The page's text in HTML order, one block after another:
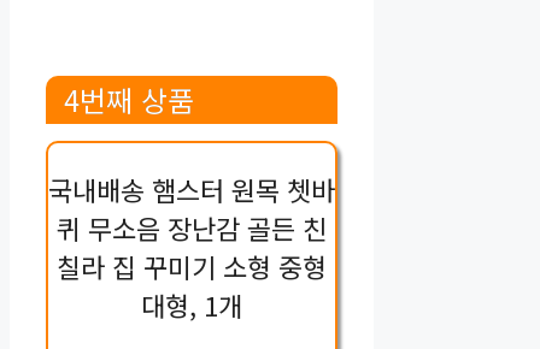
4번째 상품
국내배송 햄스터 원목 쳇바
퀴 무소음 장난감 골든 친
칠라 집 꾸미기 소형 중형
대형, 1개